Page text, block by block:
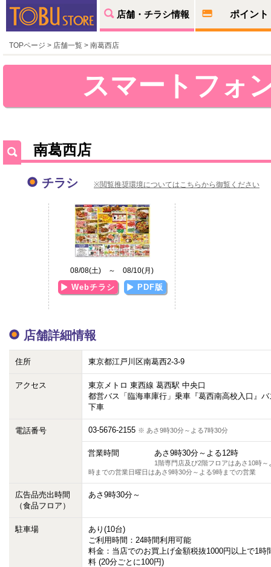
店舗・チラシ情報 ポイント
TOPページ > 店舗一覧 > 南葛西店
スマートフォ
南葛西店
チラシ ※閲覧推奨環境についてはこちらから御覧ください
08/08(土) ～ 08/10(月)
Webチラシ PDF版
店舗詳細情報
住所 東京都江戸川区南葛西2-3-9
アクセス
東京メトロ 東西線 葛西駅 中央口
都営バス「臨海車庫行」乗車『葛西南高校入口』バ
下車
電話番号 03-5676-2155 ※ あさ9時30分～よる7時30分
営業時間 あさ9時30分～よる12時
1階専門店及び2階フロアはあさ10時～
時までの営業日曜日はあさ9時30分～よる9時までの営業
広告品売出時間
（食品フロア）
あさ9時30分～
駐車場
あり(10台)
ご利用時間：24時間利用可能
料金：当店でのお買上げ金額税抜1000円以上で1時
料 (20分ごとに100円)